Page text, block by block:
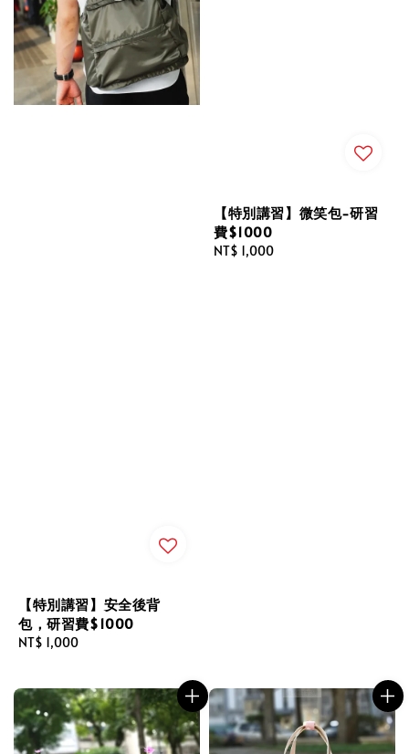
【特別講習】安全後背
包，研習費$1000
Regular
NT$ 1,000
【特別講習】微笑包-研習
費$1000
Regular
NT$ 1,000